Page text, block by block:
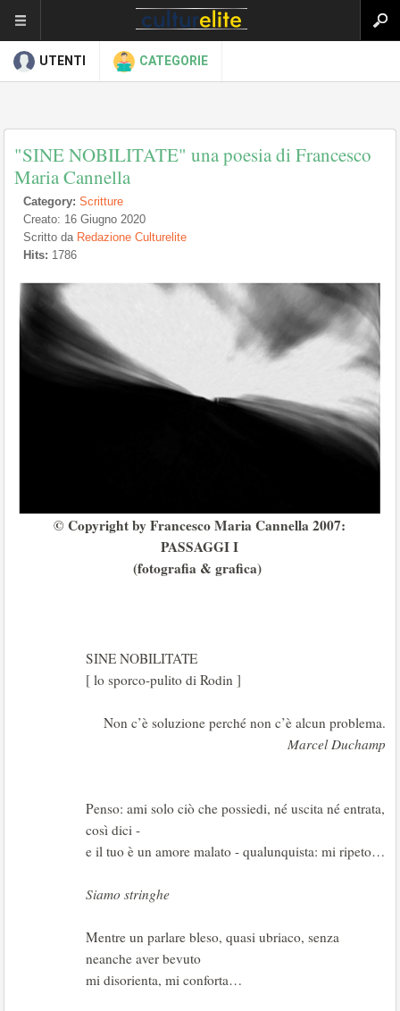
UTENTI CATEGORIE
"SINE NOBILITATE" una poesia di Francesco
Maria Cannella
Category: Scritture
Creato: 16 Giugno 2020
Scritto da Redazione Culturelite
Hits: 1786
© Copyright by Francesco Maria Cannella 2007:
PASSAGGI I
(fotografia & grafica)
SINE NOBILITATE
[ lo sporco-pulito di Rodin ]
Non c’è soluzione perché non c’è alcun problema.
Marcel Duchamp
Penso: ami solo ciò che possiedi, né uscita né entrata,
così dici -
e il tuo è un amore malato - qualunquista: mi ripeto…
Siamo stringhe
Mentre un parlare bleso, quasi ubriaco, senza
neanche aver bevuto
mi disorienta, mi conforta…